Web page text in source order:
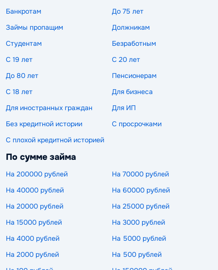
Банкротам
До 75 лет
Займы пропащим
Должникам
Студентам
Безработным
С 19 лет
С 20 лет
До 80 лет
Пенсионерам
С 18 лет
Для бизнеса
Для иностранных граждан
Для ИП
Без кредитной истории
С просрочками
С плохой кредитной историей
По сумме займа
На 200000 рублей
На 70000 рублей
На 40000 рублей
На 60000 рублей
На 20000 рублей
На 25000 рублей
На 15000 рублей
На 3000 рублей
На 4000 рублей
На 5000 рублей
На 2000 рублей
На 500 рублей